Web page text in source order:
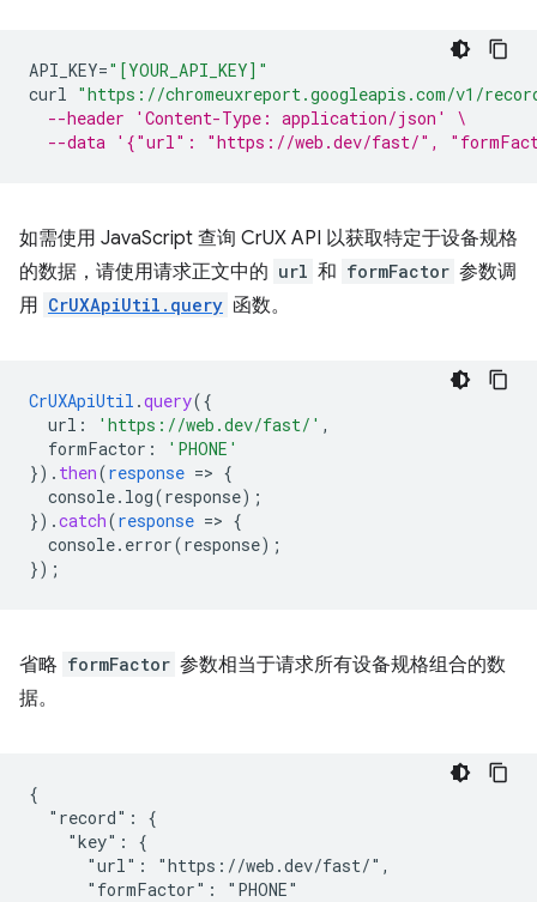
API_KEY="[YOUR_API_KEY]"
curl "https://chromeuxreport.googleapis.com/v1/
--header 'Content-Type: application/json' \
--data '{"url": "https://web.dev/fast/",
如需使用 JavaScript 查询 CrUX API 以获取特定于设备规格
的数据，请使用请求正文中的 url 和 formFactor 参数调
用 CrUXApiUtil.query 函数。
CrUXApiUtil .query({
url : 'https://web.dev/fast/' ,
formFactor :
'PHONE'
}) . then(response => {
console.log(response) ;
}) .catch(response => {
console.error(response) ;
});
省略 formFactor 参数相当于请求所有设备规格组合的数
据。
{
  "record": {
    "key": {
      "url": "https://web.dev/fast/",
      "formFactor": "PHONE"